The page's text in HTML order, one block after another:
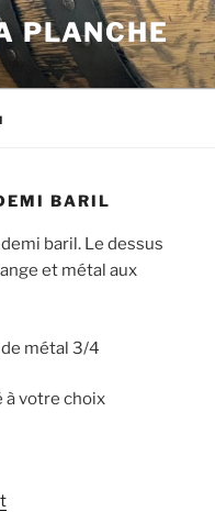
PLANCHE
BARIL
baril. Le dessus
et métal aux
métal 3/4
à votre choix